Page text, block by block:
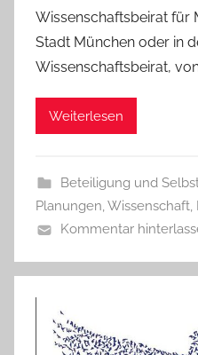
Wissenschaftsbeirat für
Stadt München oder in
Wissenschaftsbeirat,
Weiterlesen
Beteiligung und
Planungen,
Kommentar